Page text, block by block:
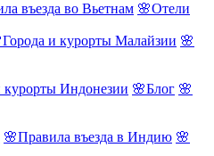
въезда во Вьетнам 🌸Отели
и курорты Малайзии 🌸
курорты Индонезии 🌸Блог 🌸
🌸Правила въезда в Индию 🌸